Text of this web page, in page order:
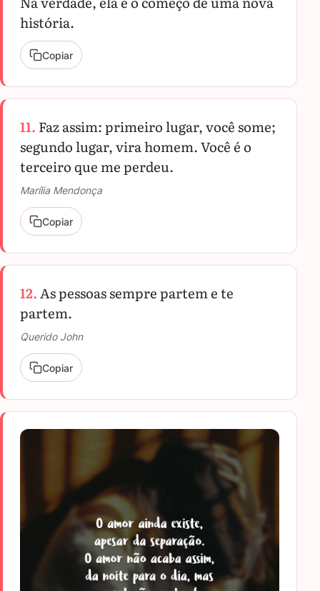
história.
Copiar
11. Faz assim: primeiro lugar, você some;
segundo lugar, vira homem. Você é o
terceiro que me perdeu.
Marília Mendonça
Copiar
12.As pessoas sempre partem e te
partem.
Querido John
Copiar